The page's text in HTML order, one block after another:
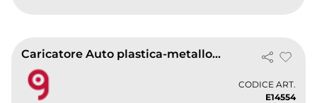
Caricatore Auto plastica-metallo 5V 800mA
CODICE ART.
E14554